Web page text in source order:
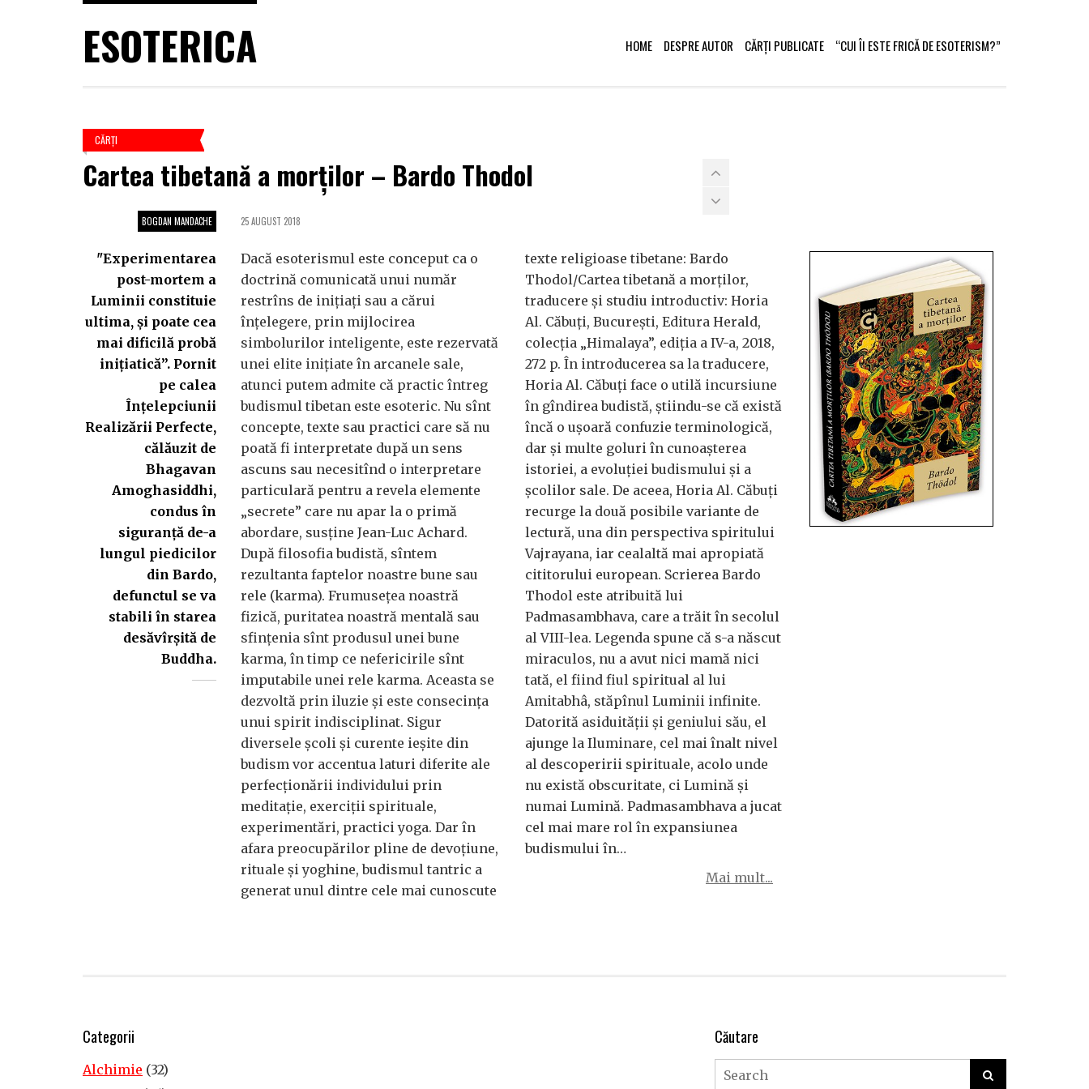
ESOTERICA HOME DESPRE AUTOR CĂRȚI PUBLICATE “CUI ÎI ESTE FRICĂ DE ESOTERISM?”
CĂRŢI
Cartea tibetană a morților – Bardo Thodol
BOGDAN MANDACHE
"Experimentarea
post-mortem a
Luminii constituie
ultima, și poate cea
mai dificilă probă
inițiatică”. Pornit
pe calea
Înțelepciunii
Realizării Perfecte,
călăuzit de
Bhagavan
Amoghasiddhi,
condus în
siguranță de-a
lungul piedicilor
din Bardo,
defunctul se va
stabili în starea
desăvîrșită de
Buddha.
25 AUGUST 2018
Dacă esoterismul este conceput ca o
doctrină comunicată unui număr
restrîns de inițiați sau a cărui
înțelegere, prin mijlocirea
simbolurilor inteligente, este rezervată
unei elite inițiate în arcanele sale,
atunci putem admite că practic întreg
budismul tibetan este esoteric. Nu sînt
concepte, texte sau practici care să nu
poată fi interpretate după un sens
ascuns sau necesitînd o interpretare
particulară pentru a revela elemente
„secrete” care nu apar la o primă
abordare, susține Jean-Luc Achard.
După filosofia budistă, sîntem
rezultanta faptelor noastre bune sau
rele (karma). Frumusețea noastră
fizică, puritatea noastră mentală sau
sfințenia sînt produsul unei bune
karma, în timp ce nefericirile sînt
imputabile unei rele karma. Aceasta se
dezvoltă prin iluzie și este consecința
unui spirit indisciplinat. Sigur
diversele școli și curente ieșite din
budism vor accentua laturi diferite ale
perfecționării individului prin
meditație, exerciții spirituale,
experimentări, practici yoga. Dar în
afara preocupărilor pline de devoțiune,
rituale și yoghine, budismul tantric a
generat unul dintre cele mai cunoscute
texte religioase tibetane: Bardo
Thodol/Cartea tibetană a morților,
traducere și studiu introductiv: Horia
Al. Căbuți, București, Editura Herald,
colecția „Himalaya”, ediția a IV-a, 2018,
272 p. În introducerea sa la traducere,
Horia Al. Căbuți face o utilă incursiune
în gîndirea budistă, știindu-se că există
încă o ușoară confuzie terminologică,
dar și multe goluri în cunoașterea
istoriei, a evoluției budismului și a
școlilor sale. De aceea, Horia Al. Căbuți
recurge la două posibile variante de
lectură, una din perspectiva spiritului
Vajrayana, iar cealaltă mai apropiată
cititorului european. Scrierea Bardo
Thodol este atribuită lui
Padmasambhava, care a trăit în secolul
al VIII-lea. Legenda spune că s-a născut
miraculos, nu a avut nici mamă nici
tată, el fiind fiul spiritual al lui
Amitabhâ, stăpînul Luminii infinite.
Datorită asiduității și geniului său, el
ajunge la Iluminare, cel mai înalt nivel
al descoperirii spirituale, acolo unde
nu există obscuritate, ci Lumină și
numai Lumină. Padmasambhava a jucat
cel mai mare rol în expansiunea
budismului în…
Mai mult...
Categorii
Alchimie (32)
Căutare